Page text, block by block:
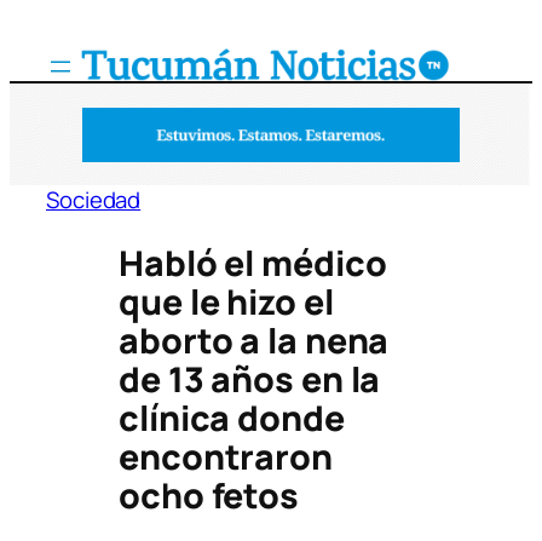
Sociedad
Habló el médico
que le hizo el
aborto a la nena
de 13 años en la
clínica donde
encontraron
ocho fetos